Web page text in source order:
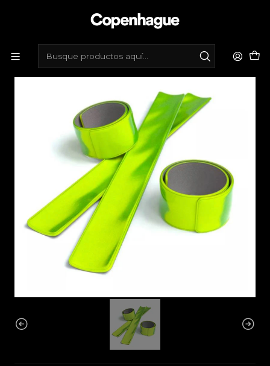
Tienda de bicicletas Accesorios
Cinta reflectante para pantalón - silver, naranjo, neón.